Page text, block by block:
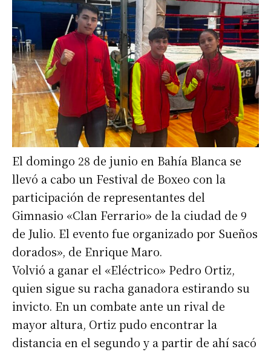
El domingo 28 de junio en Bahía Blanca se
llevó a cabo un Festival de Boxeo con la
participación de representantes del
Gimnasio «Clan Ferrario» de la ciudad de 9
de Julio. El evento fue organizado por Sueños
dorados», de Enrique Maro.
Volvió a ganar el «Eléctrico» Pedro Ortiz,
quien sigue su racha ganadora estirando su
invicto. En un combate ante un rival de
mayor altura, Ortiz pudo encontrar la
distancia en el segundo y a partir de ahí sacó